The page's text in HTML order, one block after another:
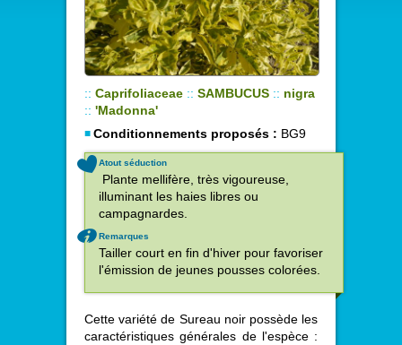
:: Caprifoliaceae :: SAMBUCUS :: nigra
:: 'Madonna'
Conditionnements proposés : BG9
Atout séduction
Plante mellifère, très vigoureuse,
illuminant les haies libres ou
campagnardes.
Remarques
Tailler court en fin d'hiver pour favoriser
l'émission de jeunes pousses colorées.
Cette variété de Sureau noir possède les
caractéristiques générales de l'espèce :